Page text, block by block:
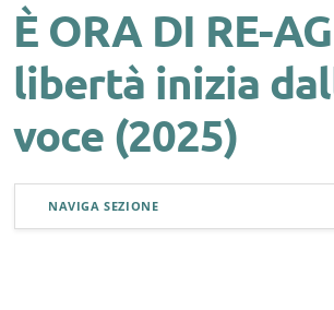
È ORA DI RE-
libertà inizia
voce (2025)
NAVIGA SEZIONE